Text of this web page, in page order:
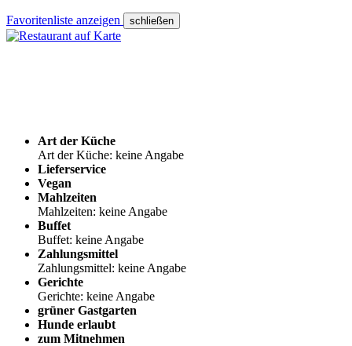
Favoritenliste anzeigen schließen
Art der Küche
Art der Küche: keine Angabe
Lieferservice
Vegan
Mahlzeiten
Mahlzeiten: keine Angabe
Buffet
Buffet: keine Angabe
Zahlungsmittel
Zahlungsmittel: keine Angabe
Gerichte
Gerichte: keine Angabe
grüner Gastgarten
Hunde erlaubt
zum Mitnehmen